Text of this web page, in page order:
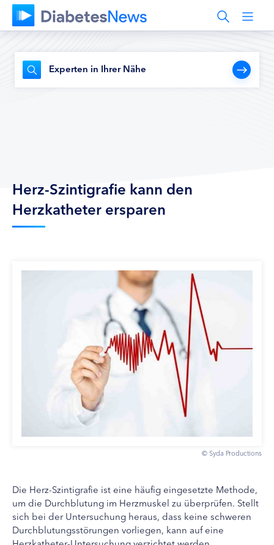
Experten in Ihrer Nähe
Herz-Szintigrafie kann den
Herzkatheter ersparen
© Syda Productions
Die Herz-Szintigrafie ist eine häufig eingesetzte Methode,
um die Durchblutung im Herzmuskel zu überprüfen. Stellt
sich bei der Untersuchung heraus, dass keine schweren
Durchblutungsstörungen vorliegen, kann auf eine